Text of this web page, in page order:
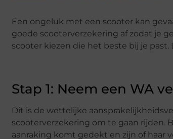
Een ongeluk met een scooter kan
goede scooterverzekering af zodat je
scooter kiezen die het beste bij je
Stap 1: Neem een WA
Dit is de wettelijke
scooterverzekering om te gaan rijden.
aanraking komt gedekt en zijn of haar